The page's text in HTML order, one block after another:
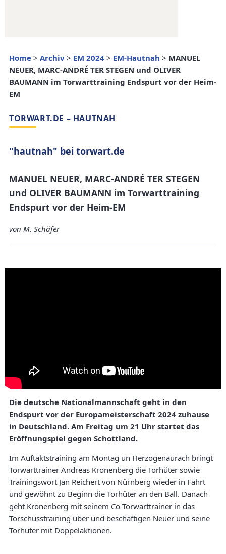
Home > Archiv > EM 2024 > EM-Hautnah > MANUEL
NEUER, MARC-ANDRÉ TER STEGEN und OLIVER
BAUMANN im Torwarttraining Endspurt vor der Heim-
EM
TORWART.DE – HAUTNAH
"hautnah" bei torwart.de
MANUEL NEUER, MARC-ANDRÉ TER STEGEN
und OLIVER BAUMANN im Torwarttraining
Endspurt vor der Heim-EM
von M. Schäfer
Die deutsche Nationalmannschaft geht in den
Endspurt vor der Europameisterschaft 2024 zuhause
in Deutschland. Am Freitag um 21 Uhr startet das
Eröffnungspiel gegen Schottland.
Im Auftaktstraining am Montag un Herzogenaurach bringt
Torwarttrainer Andreas Kronenberg die Torhüter sowie
Trainingswort Jan Reichert von Nürnberg wieder in Fahrt
und gewöhnt zu Beginn die Torhüter an den Ball. Danach
geht Kronenberg mit seinem Co-Torwarttrainer in das
Torschusstraining über und beschäftigen Neuer und seine
Torhüter mit Doppelaktionen.